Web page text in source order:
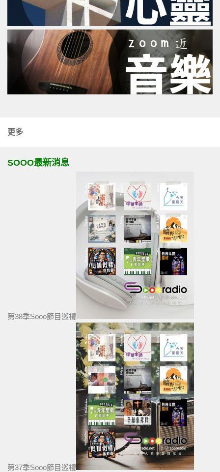
更多
SOOO最新消息
第38季Sooo節目巡禮
第37季Sooo節目巡禮